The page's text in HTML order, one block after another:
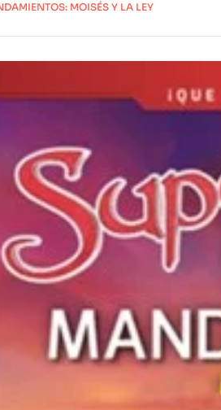
MOISÉS Y LA LEY